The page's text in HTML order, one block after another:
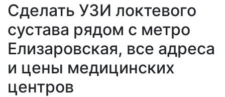
Сделать УЗИ локтевого
сустава рядом с метро
Елизаровская, все адреса
и цены медицинских
центров